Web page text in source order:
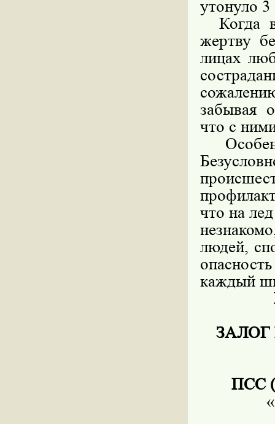
утонуло 3
Когда
жертву
лицах
забывая
что с
что на
людей,
каждый
ЗАЛОГ
ПСС